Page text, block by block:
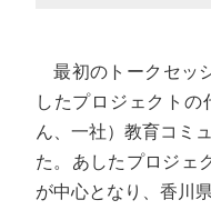
最初のトークセッ
したプロジェクトの
ん、一社）教育コミ
た。あしたプロジェ
が中心となり、香川